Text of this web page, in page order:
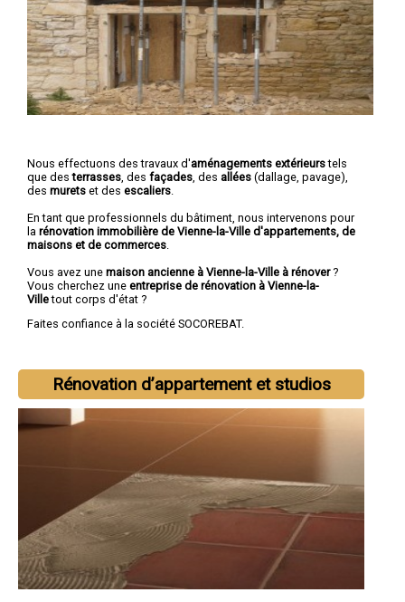
Nous effectuons des travaux d'aménagements extérieurstels
que desterrasses , des façades , des allées (dallage, pavage),
des murets et des escaliers
En tant que professionnels du bâtiment, nous intervenons pour
la rénovation immobilière de Vienne-la-Ville d'appartements, de
maisons et de commerces
Vous avez une maison ancienne à Vienne-la-Ville à rénover?
Vous cherchez une entreprise de rénovation à Vienne-la-
Villetout corps d'état ?
Faites confiance à la société SOCOREBAT.
Rénovation d’appartement et studios